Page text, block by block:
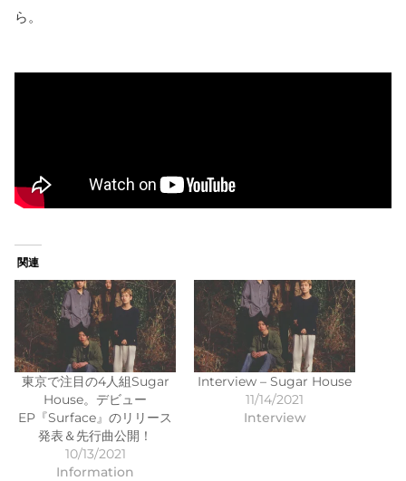
ら。
関連
東京で注目の4人組Sugar
House。デビュー
EP『Surface』のリリース
発表＆先行曲公開！
10/13/2021
Information
Interview – Sugar House
11/14/2021
Interview